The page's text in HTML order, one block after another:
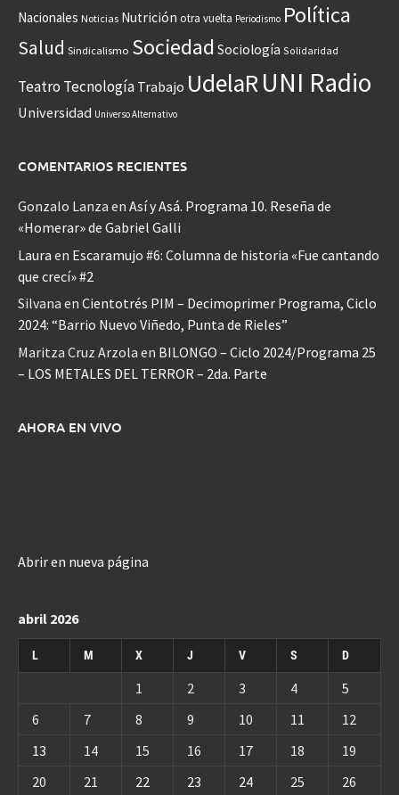
Nacionales Noticias Nutrición otra vuelta Periodismo Política
Salud Sindicalismo Sociedad Sociología Solidaridad
Teatro Tecnología Trabajo UdelaRUNI Radio
Universidad Universo Alternativo
COMENTARIOS RECIENTES
Gonzalo Lanza en Así y Asá. Programa 10. Reseña de
«Homerar» de Gabriel Galli
Laura en Escaramujo #6: Columna de historia «Fue cantando
que crecí» #2
Silvana en Cientotrés PIM – Decimoprimer Programa, Ciclo
2024: “Barrio Nuevo Viñedo, Punta de Rieles”
Maritza Cruz Arzola en BILONGO – Ciclo 2024/Programa 25
– LOS METALES DEL TERROR – 2da. Parte
AHORA EN VIVO
Abrir en nueva página
abril 2026
L M X J V S D
1 2 3 4
5
6
7 8 9 10 11
12
13
14 15 16 17 18
19
20
21 22 23 24 25 26